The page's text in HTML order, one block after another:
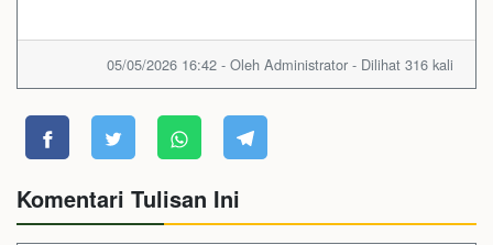
05/05/2026 16:42 - Oleh Administrator - Dilihat 316 kali
Komentari Tulisan Ini